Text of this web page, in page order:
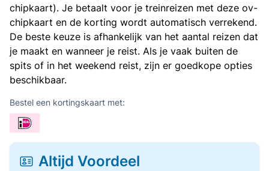
chipkaart). Je betaalt voor je treinreizen met deze ov-
chipkaart en de korting wordt automatisch verrekend.
De beste keuze is afhankelijk van het aantal reizen dat
je maakt en wanneer je reist. Als je vaak buiten de
spits of in het weekend reist, zijn er goedkope opties
beschikbaar.
Bestel een kortingskaart met:
Altijd Voordeel